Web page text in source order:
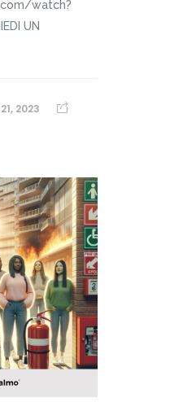
watch?
UN
2023